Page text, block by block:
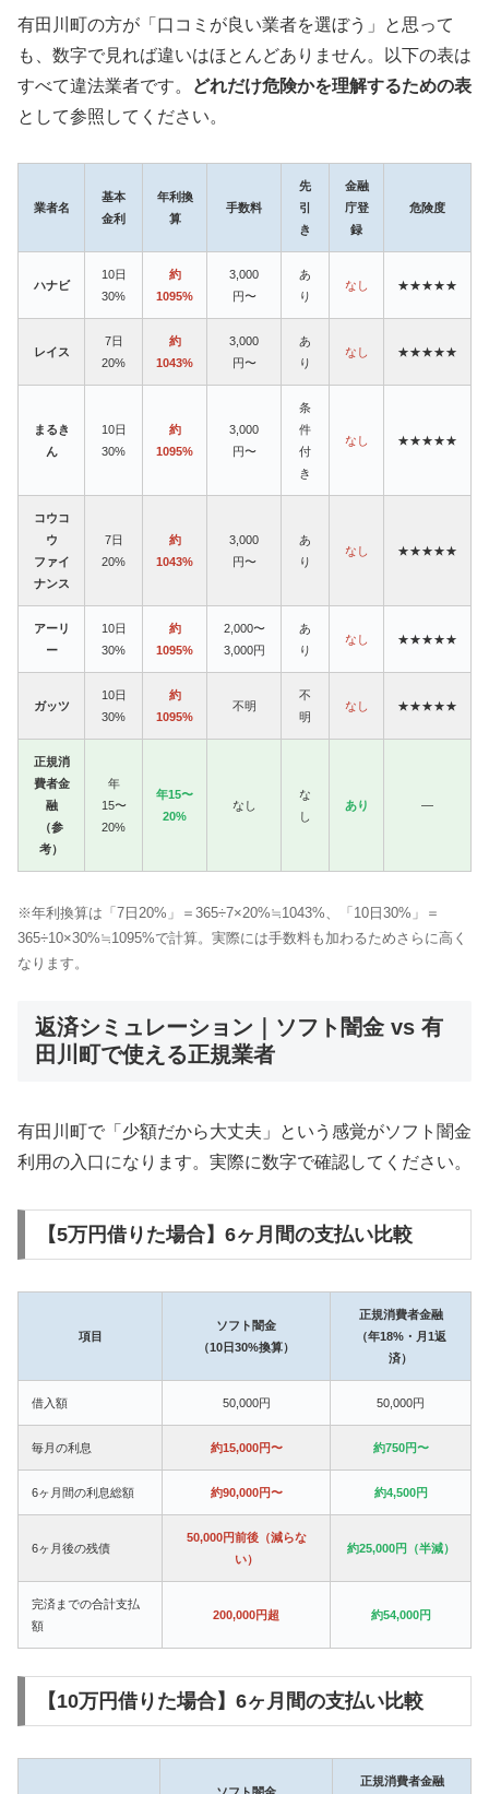
有田川町の方が「口コミが良い業者を選ぼう」と思って
も、数字で見れば違いはほとんどありません。以下の表は
すべて違法業者です。
どれだけ危険かを理解するための表
として参照してください。
業者名
基本
金利
年利換
算
手数料
先
引
き
金融
庁登
録
危険度
ハナビ
10日
30%
約
1095%
3,000
円〜
あ
り
なし ★★★★★
レイス
7日
20%
約
1043%
3,000
円〜
あ
り
なし ★★★★★
まるき
ん
10日
30%
約
1095%
3,000
円〜
条
件
付
き
なし ★★★★★
コウコ
ウ
ファイ
ナンス
7日
20%
約
1043%
3,000
円〜
あ
り
なし ★★★★★
アーリ
ー
10日
30%
約
1095%
2,000〜
3,000円
あ
り
なし ★★★★★
ガッツ
10日
30%
約
1095%
不明
不
明
なし ★★★★★
正規消
費者金
融
（参
考）
年
15〜
20%
年15〜
20%
なし
な
し
あり —
※年利換算は「7日20%」＝365÷7×20%≒1043%、「10日30%」＝
365÷10×30%≒1095%で計算。実際には手数料も加わるためさらに高く
なります。
返済シミュレーション｜ソフト闇金 vs 有
田川町で使える正規業者
有田川町で「少額だから大丈夫」という感覚がソフト闇金
利用の入口になります。実際に数字で確認してください。
【5万円借りた場合】6ヶ月間の支払い比較
項目
ソフト闇金
（10日30%換算）
正規消費者金融
（年18%・月1返
済）
借入額 50,000円 50,000円
毎月の利息 約15,000円〜 約750円〜
6ヶ月間の利息総額 約90,000円〜 約4,500円
6ヶ月後の残債
50,000円前後（減らな
い）
約25,000円（半減）
完済までの合計支払
額
200,000円超 約54,000円
【10万円借りた場合】6ヶ月間の支払い比較
正規消費者金融